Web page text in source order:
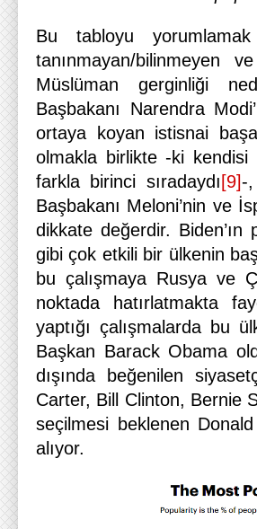
Bu tabloyu
tanınmayan/bilinmeyen
Müslüman gerginliği
Başbakanı Narendra
ortaya koyan istisnai
olmakla birlikte -ki
farkla birinci sıradaydı [9]-,
Başbakanı Meloni’nin ve
dikkate değerdir.
gibi çok etkili bir ülkenin
bu çalışmaya Rusya ve
noktada hatırlatmakta
yaptığı çalışmalarda bu
Başkan Barack Obama
dışında beğenilen
Carter, Bill Clinton, Bernie
seçilmesi beklenen
alıyor.